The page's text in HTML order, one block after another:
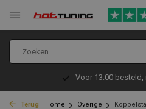
Voor 13:00
Terug Home Overige